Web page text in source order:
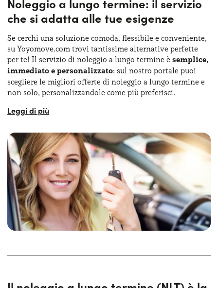
Noleggio a lungo termine: il servizio
che si adatta alle tue esigenze
Se cerchi una soluzione comoda, flessibile e conveniente,
su Yoyomove.com trovi tantissime alternative perfette
per te! Il servizio di noleggio a lungo termine è semplice,
immediato e personalizzato: sul nostro portale puoi
scegliere le migliori offerte di noleggio a lungo termine e
non solo, personalizzandole come più preferisci.
Puoi farlo in totale autonomia, navigando tra le varie
chiedere in qualsiasi momento il supporto di uno dei
nostriconsulenti specializzati. E se sei una persona
attenta alle dinamiche green, che vuole sperimentare
nuove forme di mobilità, puoi valutare anche le offerte di
noleggio a lungo termine auto elettriche!
Noleggiare auto a lungo termine può fare al caso tuo sia se
sei un privato, sia se hai un’azienda/partita Iva, e questo
per via della grande flessibilità del servizio: le offerte auto
a noleggio lungo termine, infatti, prevedono il
ogni mese per tutta la durata del contratto. Questo canone